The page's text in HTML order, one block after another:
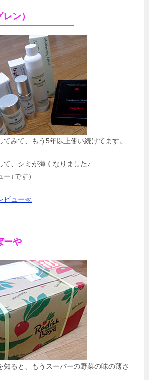
ン）
てみて、もう5年以上使い続けてます。
て、シミが薄くなりました♪
ー↓です）
ビュー≪
ーや
知ると、もうスーパーの野菜の味の薄さ